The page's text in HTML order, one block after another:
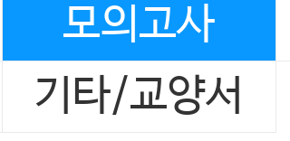
모의고사
기타/교양서